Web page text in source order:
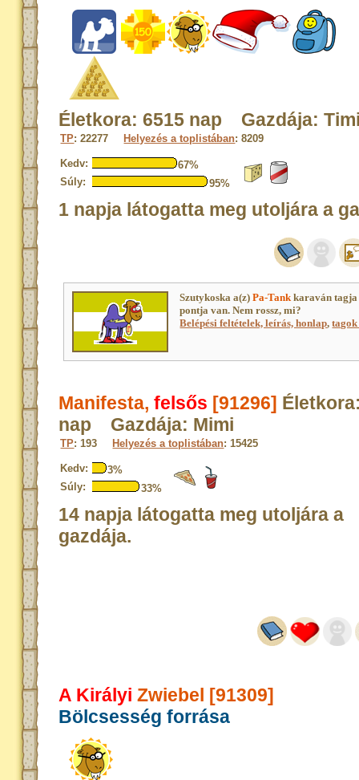
Életkora: 6515 nap Gazdája:
TP: 22277 Helyezés a toplistában: 8209
Kedv:
67%
Súly:
95%
1 napja látogatta meg utoljára a
Szutykoska a(z)Pa-Tankkaraván tagja
pontja van. Nem rossz, mi?
Belépési feltételek, leírás, honlap,
Manifesta,felsős [91296]
nap Gazdája: Mimi
TP: 193 Helyezés a toplistában: 15425
Kedv:
3%
Súly:
33%
14 napja látogatta meg utoljára a
gazdája.
A Királyi Zwiebel [91309]
Bölcsesség forrása